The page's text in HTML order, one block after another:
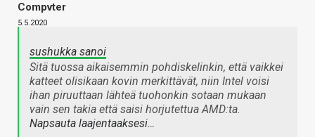
Compvter
5.5.2020
sushukka sanoi
Sitä tuossa aikaisemmin pohdiskelinkin, että vaikkei
katteet olisikaan kovin merkittävät, niin Intel voisi
ihan piruuttaan lähteä tuohonkin sotaan mukaan
vain sen takia että saisi horjutettua AMD:ta.
Napsauta laajentaaksesi…